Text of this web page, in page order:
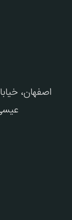
اصفهان،